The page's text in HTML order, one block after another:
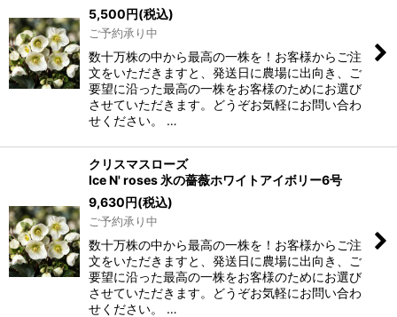
5,500円(税込)
ご予約承り中
数十万株の中から最高の一株を！お客様からご注
文をいただきますと、発送日に農場に出向き、ご
要望に沿った最高の一株をお客様のためにお選び
させていただきます。どうぞお気軽にお問い合わ
せください。 …
クリスマスローズ
Ice N' roses 氷の薔薇ホワイトアイボリー6号
9,630円(税込)
ご予約承り中
数十万株の中から最高の一株を！お客様からご注
文をいただきますと、発送日に農場に出向き、ご
要望に沿った最高の一株をお客様のためにお選び
させていただきます。どうぞお気軽にお問い合わ
せください。 …